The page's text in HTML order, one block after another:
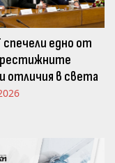
спечели едно от
отличия в света